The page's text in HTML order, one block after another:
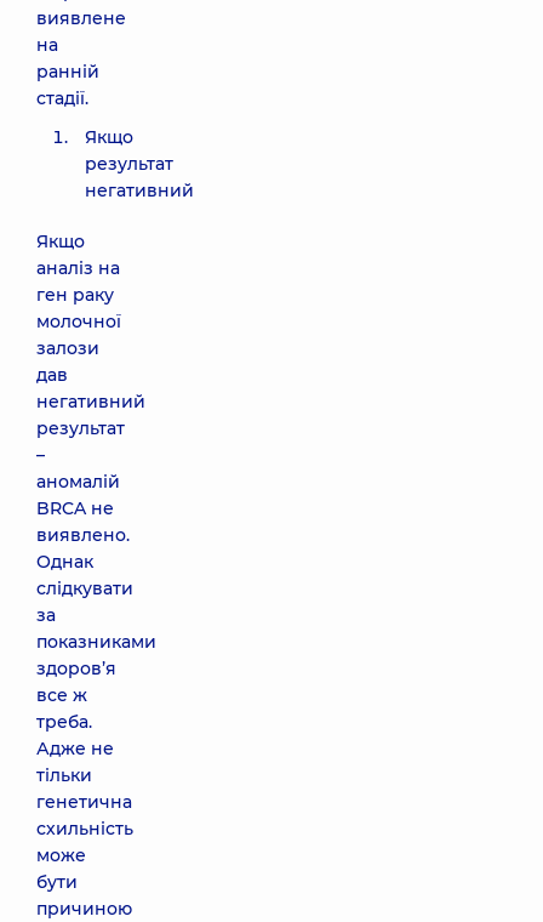
виявлене
на
ранній
стадії.
Якщо
результат
негативний
Якщо
аналіз на
ген раку
молочної
залози
дав
негативний
результат
–
аномалій
BRCA не
виявлено.
Однак
слідкувати
за
показниками
здоров’я
все ж
треба.
Адже не
тільки
генетична
схильність
може
бути
причиною